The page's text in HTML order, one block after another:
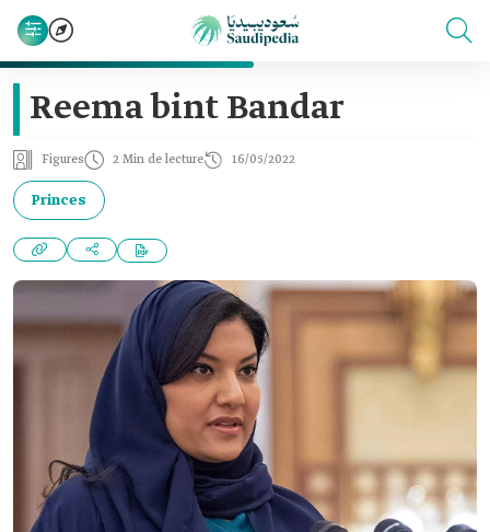
Reema bint Bandar
Figures 2 Min de lecture 16/05/2022
Princes